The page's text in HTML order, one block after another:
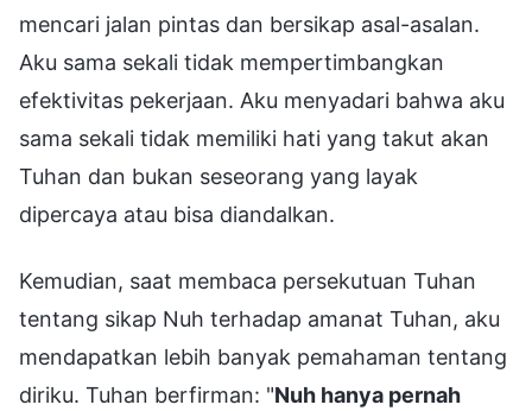
mencari jalan pintas dan bersikap asal-asalan.
Aku sama sekali tidak mempertimbangkan
efektivitas pekerjaan. Aku menyadari bahwa aku
sama sekali tidak memiliki hati yang takut akan
Tuhan dan bukan seseorang yang layak
dipercaya atau bisa diandalkan.
Kemudian, saat membaca persekutuan Tuhan
tentang sikap Nuh terhadap amanat Tuhan, aku
mendapatkan lebih banyak pemahaman tentang
diriku. Tuhan berfirman: "Nuh hanya pernah